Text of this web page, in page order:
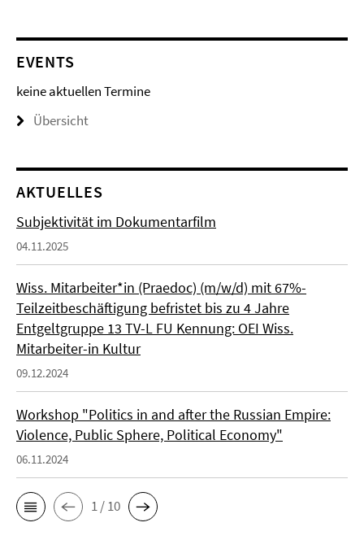
EVENTS
keine aktuellen Termine
Übersicht
AKTUELLES
Subjektivität im Dokumentarfilm
04.11.2025
Wiss. Mitarbeiter*in (Praedoc) (m/w/d) mit 67%-
Teilzeitbeschäftigung befristet bis zu 4 Jahre
Entgeltgruppe 13 TV-L FU Kennung: OEI Wiss.
Mitarbeiter-in Kultur
09.12.2024
Workshop "Politics in and after the Russian Empire:
Violence, Public Sphere, Political Economy"
06.11.2024
1 / 10